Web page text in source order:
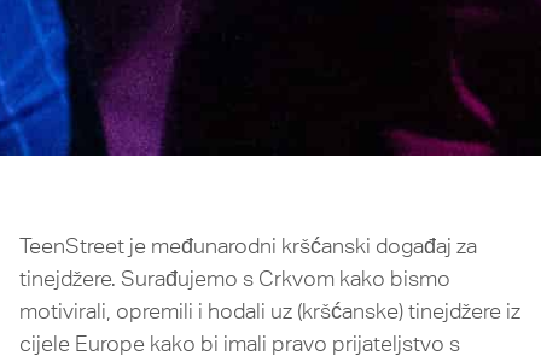
TeenStreet je međunarodni kršćanski događaj za
tinejdžere. Surađujemo s Crkvom kako bismo
motivirali, opremili i hodali uz (kršćanske) tinejdžere iz
cijele Europe kako bi imali pravo prijateljstvo s